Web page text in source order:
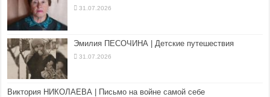
31.07.2026
Эмилия ПЕСОЧИНА | Детские путешествия
31.07.2026
Виктория НИКОЛАЕВА | Письмо на войне самой себе